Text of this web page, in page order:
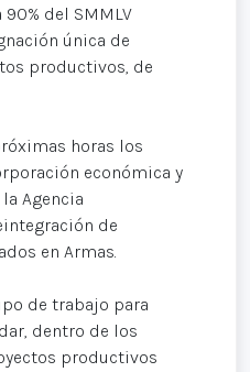
del SMMLV
única de
productivos, de
horas los
económica y
Agencia
de
en Armas.
de trabajo para
dentro de los
productivos